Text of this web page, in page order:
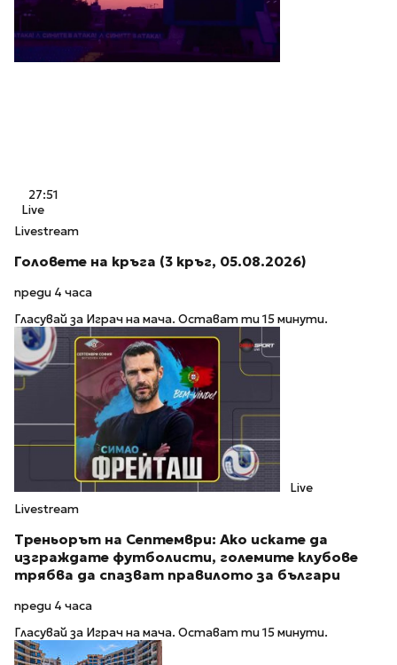
27:51
Live
Livestream
Головете на кръга (3 кръг, 05.08.2026)
преди 4 часа
Гласувай за Играч на мача. Остават ти 15 минути.
Live
Livestream
Треньорът на Септември: Ако искате да
изграждате футболисти, големите клубове
трябва да спазват правилото за българи
преди 4 часа
Гласувай за Играч на мача. Остават ти 15 минути.